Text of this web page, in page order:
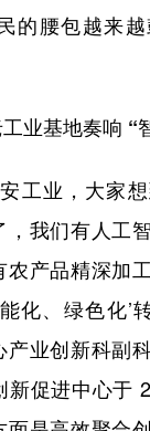
的腰包越来
基地奏响 “
业，大家想
，我们有人工
产品精深加
化、绿色化’
业创新科副
新促进中心于